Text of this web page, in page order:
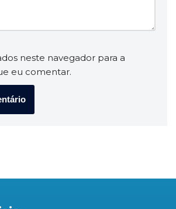
neste navegador para a
eu comentar.